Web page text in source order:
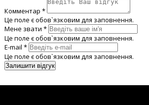
Комментар *
Це поле є обов`язковим для заповнення.
Мене звати *
Це поле є обов`язковим для заповнення.
E-mail *
Це поле є обов`язковим для заповнення.